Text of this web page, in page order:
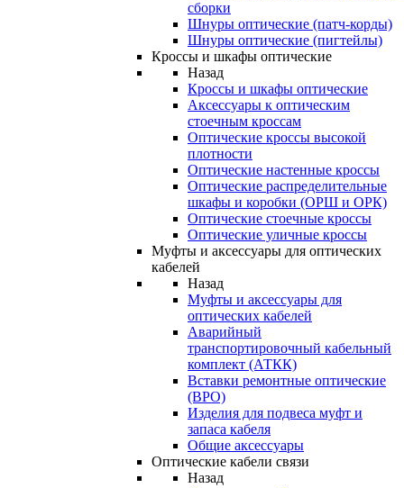
сборки
Шнуры оптические (патч-корды)
Шнуры оптические (пигтейлы)
Кроссы и шкафы оптические
Назад
Кроссы и шкафы оптические
Аксессуары к оптическим
стоечным кроссам
Оптические кроссы высокой
плотности
Оптические настенные кроссы
Оптические распределительные
шкафы и коробки (ОРШ и ОРК)
Оптические стоечные кроссы
Оптические уличные кроссы
Муфты и аксессуары для оптических
кабелей
Назад
Муфты и аксессуары для
оптических кабелей
Аварийный
транспортировочный кабельный
комплект (АТКК)
Вставки ремонтные оптические
(ВРО)
Изделия для подвеса муфт и
запаса кабеля
Общие аксессуары
Оптические кабели связи
Назад